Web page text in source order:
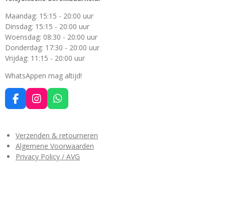
4
.
4
3
6
3
6
3
6
3
r r
r
e
n
r
r
e
n
r
r
e
n
r
r
e
n
n
Maandag: 15:15 - 20:00 uur
Dinsdag: 15:15 - 20:00 uur
Woensdag: 08:30 - 20:00 uur
Donderdag: 17:30 - 20:00 uur
Vrijdag: 11:15 - 20:00 uur
WhatsAppen mag altijd!
F
a
e
b
o
o
I
n
a
g
r
W
h
s
A
p
Verzenden & retourneren
Algemene Voorwaarden
Privacy Policy / AVG